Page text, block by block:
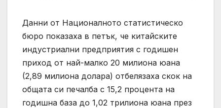
Данни от Националното статистическо
бюро показаха в петък, че китайските
индустриални предприятия с годишен
приход от най-малко 20 милиона юана
(2,89 милиона долара) отбелязаха скок на
общата си печалба с 15,2 процента на
годишна база до 1,02 трилиона юана през